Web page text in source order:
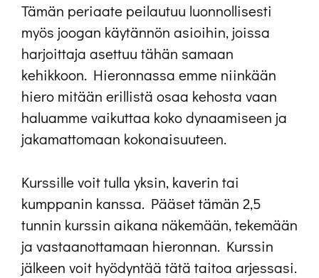
Tämän periaate peilautuu luonnollisesti
myös joogan käytännön asioihin, joissa
harjoittaja asettuu tähän samaan
kehikkoon. Hieronnassa emme niinkään
hiero mitään erillistä osaa kehosta vaan
haluamme vaikuttaa koko dynaamiseen ja
jakamattomaan kokonaisuuteen.
Kurssille voit tulla yksin, kaverin tai
kumppanin kanssa. Pääset tämän 2,5
tunnin kurssin aikana näkemään, tekemään
ja vastaanottamaan hieronnan. Kurssin
jälkeen voit hyödyntää tätä taitoa arjessasi.